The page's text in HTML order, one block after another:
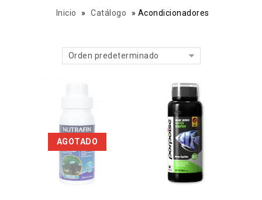
Inicio » Catálogo » Acondicionadores
Orden predeterminado
AGOTADO